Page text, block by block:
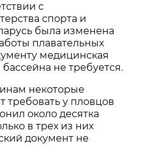
с
спорта и
была изменена
плавательных
медицинская
не требуется.
некоторые
у пловцов
около десятка
в трех из них
документ не